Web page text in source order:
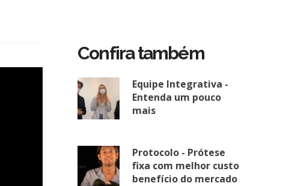
Confira também
Equipe Integrativa -
Entenda um pouco
mais
Protocolo - Prótese
fixa com melhor custo
benefício do mercado